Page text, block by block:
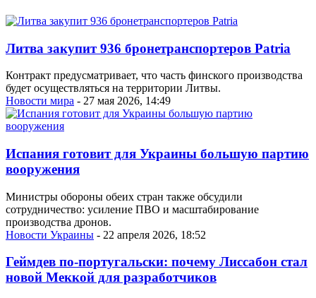
Литва закупит 936 бронетранспортеров Patria
Контракт предусматривает, что часть финского производства
будет осуществляться на территории Литвы.
Новости мира - 27 мая 2026, 14:49
Испания готовит для Украины большую партию
вооружения
Министры обороны обеих стран также обсудили
сотрудничество: усиление ПВО и масштабирование
производства дронов.
Новости Украины - 22 апреля 2026, 18:52
Геймдев по-португальски: почему Лиссабон стал
новой Меккой для разработчиков